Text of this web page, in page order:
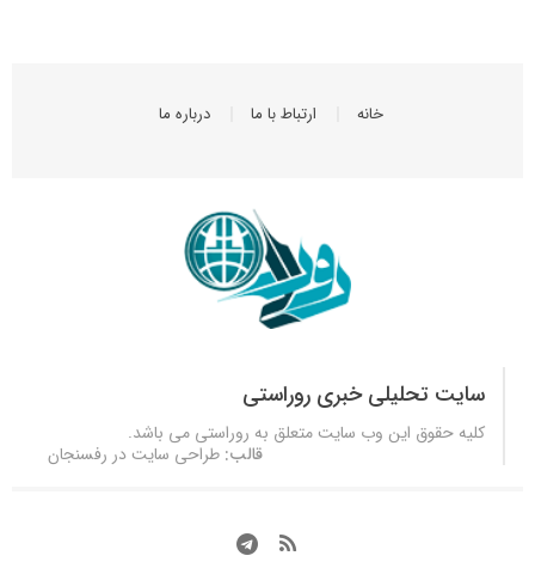
خانه ارتباط با ما درباره ما
سایت تحلیلی خبری روراستی
کلیه حقوق این وب سایت متعلق به روراستی می باشد.
قالب: طراحی سایت در رفسنجان